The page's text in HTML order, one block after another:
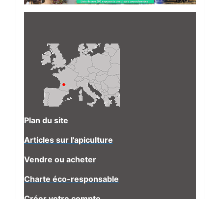
Plan du site
Articles sur l'apiculture
Vendre ou acheter
Charte éco-responsable